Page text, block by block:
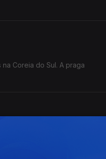
Coreia do Sul. A praga
do PS e de um